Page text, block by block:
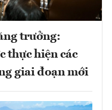
trưởng:
thực hiện các
giai đoạn mới